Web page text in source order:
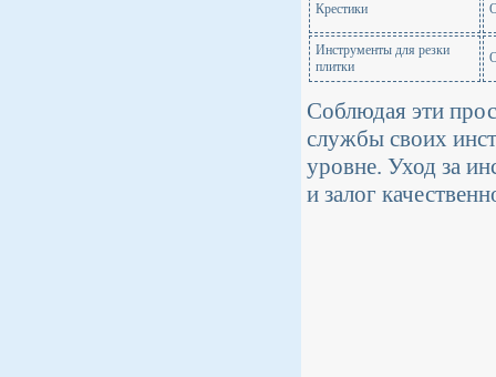
Крестики
Инструменты для резки
плитки
Соблюдая эти
службы своих
уровне. Уход за
и залог